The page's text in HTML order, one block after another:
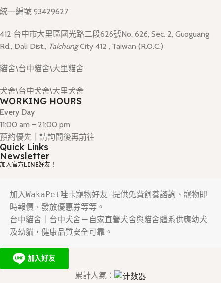
統一編號 93429627
412 台中市大里區國光路二段626號No. 626, Sec. 2, Guoguang
Rd., Dali Dist., TaichungCity 412 , Taiwan (R.O.C.)
貓舍\台中貓舍\大里貓舍
犬舍\台中犬舍\大里犬舍
WORKING HOURS
Every Day
11:00 am – 21:00 pm
預約優先｜請詢問後再前往
Quick Links
Newsletter
加入官方LINE好友！
加入WakaPet哇卡寵物好友-提供免費飼養諮詢、寵物即
時報價、發放優惠券等等。
台中貓舍｜台中犬舍－自家直營犬舍與貓舍體系供應幼犬
及幼貓，健康品質安全可靠。
累計人氣：